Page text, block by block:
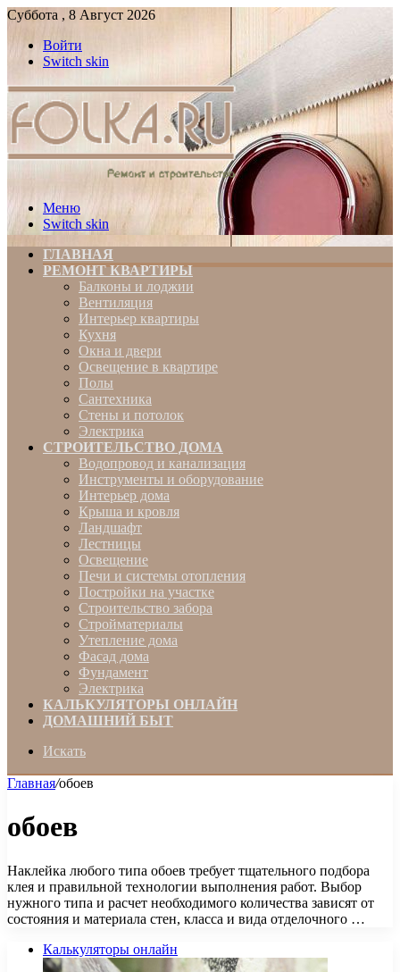
Суббота , 8 Август 2026
Войти
Switch skin
Меню
Switch skin
ГЛАВНАЯ
РЕМОНТ КВАРТИРЫ
Балконы и лоджии
Вентиляция
Интерьер квартиры
Кухня
Окна и двери
Освещение в квартире
Полы
Сантехника
Стены и потолок
Электрика
СТРОИТЕЛЬСТВО ДОМА
Водопровод и канализация
Инструменты и оборудование
Интерьер дома
Крыша и кровля
Ландшафт
Лестницы
Освещение
Печи и системы отопления
Постройки на участке
Строительство забора
Стройматериалы
Утепление дома
Фасад дома
Фундамент
Электрика
КАЛЬКУЛЯТОРЫ ОНЛАЙН
ДОМАШНИЙ БЫТ
Искать
Главная/обоев
обоев
Наклейка любого типа обоев требует тщательного подбора
клея и правильной технологии выполнения работ. Выбор
нужного типа и расчет необходимого количества зависят от
состояния и материала стен, класса и вида отделочного …
Калькуляторы онлайн